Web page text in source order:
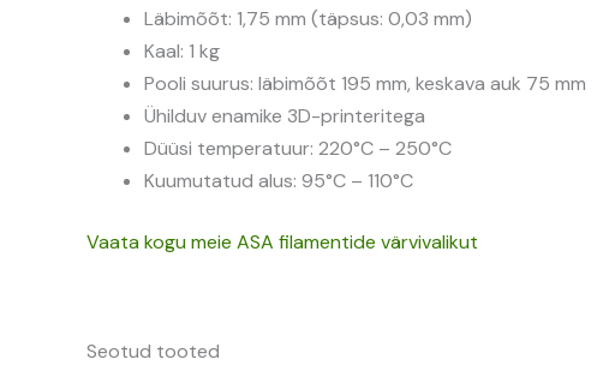
Läbimõõt: 1,75 mm (täpsus: 0,03 mm)
Kaal: 1 kg
Pooli suurus: läbimõõt 195 mm, keskava auk 75 mm
Ühilduv enamike 3D-printeritega
Düüsi temperatuur: 220°C – 250°C
Kuumutatud alus: 95°C – 110°C
Vaata kogu meie ASA filamentide värvivalikut
Seotud tooted